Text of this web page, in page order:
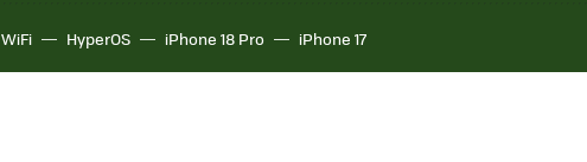
WiFi HyperOS iPhone 18 Pro iPhone 17